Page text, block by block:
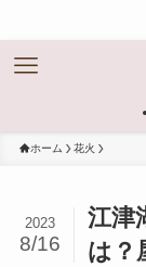
ホーム 花火
江津
は？
2023
8/16